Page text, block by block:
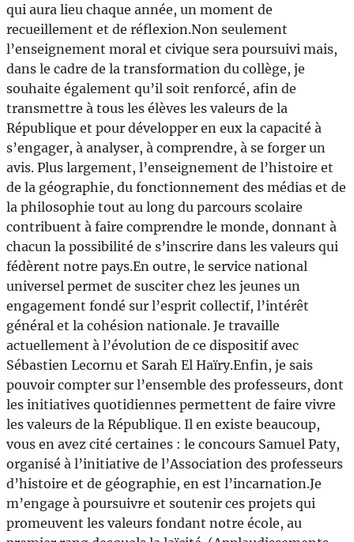
qui aura lieu chaque année, un moment de
recueillement et de réflexion.Non seulement
l’enseignement moral et civique sera poursuivi mais,
dans le cadre de la transformation du collège, je
souhaite également qu’il soit renforcé, afin de
transmettre à tous les élèves les valeurs de la
République et pour développer en eux la capacité à
s’engager, à analyser, à comprendre, à se forger un
avis. Plus largement, l’enseignement de l’histoire et
de la géographie, du fonctionnement des médias et de
la philosophie tout au long du parcours scolaire
contribuent à faire comprendre le monde, donnant à
chacun la possibilité de s’inscrire dans les valeurs qui
fédèrent notre pays.En outre, le service national
universel permet de susciter chez les jeunes un
engagement fondé sur l’esprit collectif, l’intérêt
général et la cohésion nationale. Je travaille
actuellement à l’évolution de ce dispositif avec
Sébastien Lecornu et Sarah El Haïry.Enfin, je sais
pouvoir compter sur l’ensemble des professeurs, dont
les initiatives quotidiennes permettent de faire vivre
les valeurs de la République. Il en existe beaucoup,
vous en avez cité certaines : le concours Samuel Paty,
organisé à l’initiative de l’Association des professeurs
d’histoire et de géographie, en est l’incarnation.Je
m’engage à poursuivre et soutenir ces projets qui
promeuvent les valeurs fondant notre école, au